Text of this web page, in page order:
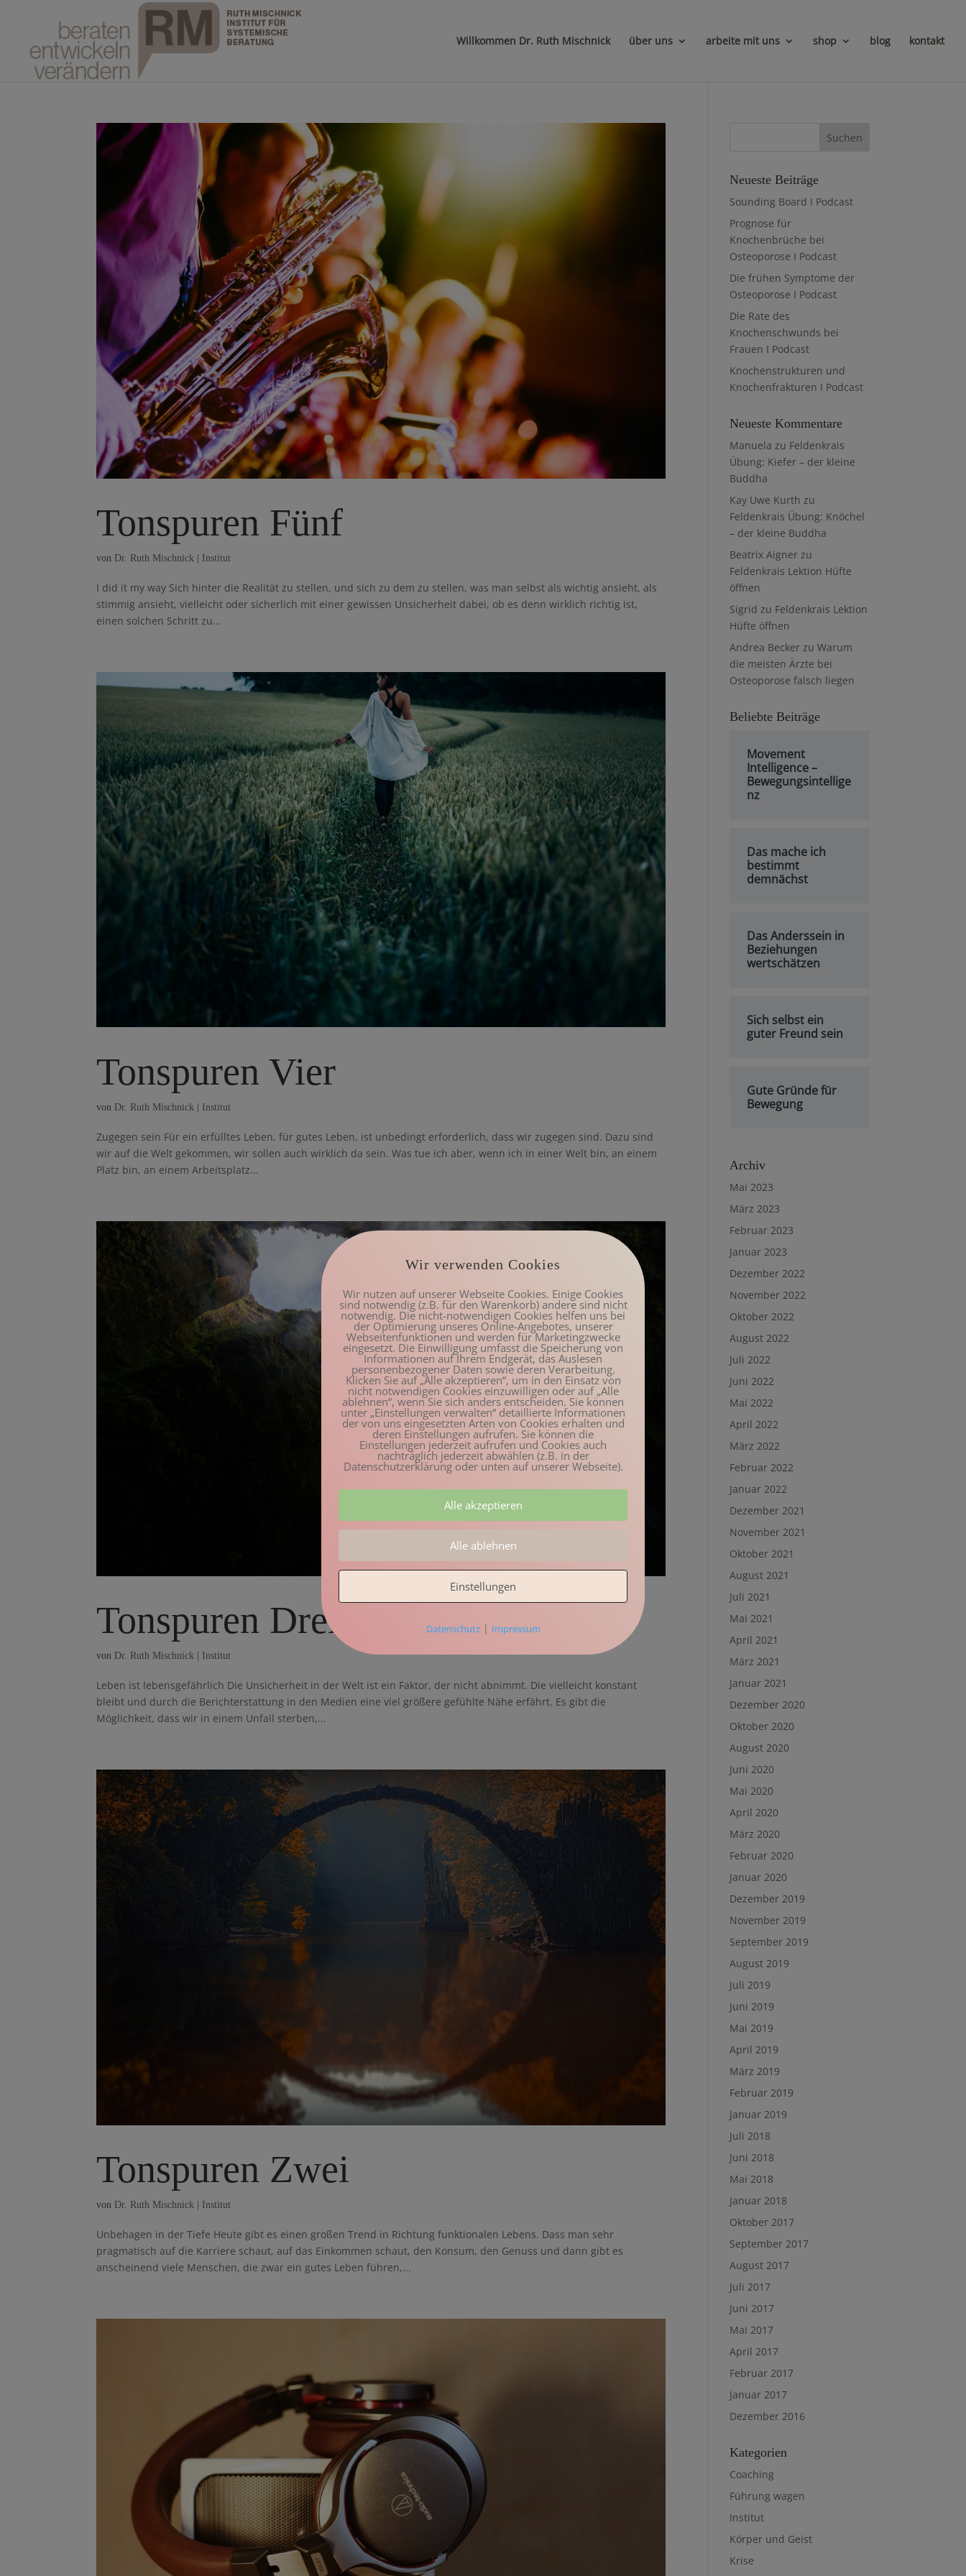
Willkommen Dr. Ruth Mischnick über uns arbeite mit uns shop blog kontakt
Tonspuren Fünf
von Dr. Ruth Mischnick Institut
I did it my way Sich hinter die Realität zu stellen, und sich zu dem zu stellen, was man selbst als wichtig ansieht, als
stimmig ansieht, vielleicht oder sicherlich mit einer gewissen Unsicherheit dabei, ob es denn wirklich richtig ist,
einen solchen Schritt zu...
Tonspuren Vier
von Dr. Ruth Mischnick | Institut
Zugegen sein Für ein erfülltes Leben, für gutes Leben, ist unbedingt erforderlich, dass wir zugegen sind. Dazu sind
wir auf die Welt gekommen, wir sollen auch wirklich da sein. Was tue ich aber, wenn ich in einer Welt bin, an einem
Platz bin, an einem Arbeitsplatz...
Tonspuren Drei
von Dr. Ruth Mischnick Institut
Leben ist lebensgefährlich Die Unsicherheit in der Welt ist ein Faktor, der nicht abnimmt. Die vielleicht konstant
bleibt und durch die Berichterstattung in den Medien eine viel größere gefühlte Nähe erfährt. Es gibt die
Möglichkeit, dass wir in einem Unfall sterben,...
Tonspuren Zwei
von Dr. Ruth Mischnick Institut
Unbehagen in der Tiefe Heute gibt es einen großen Trend in Richtung funktionalen Lebens. Dass man sehr
pragmatisch auf die Karriere schaut, auf das Einkommen schaut, den Konsum, den Genuss und dann gibt es
anscheinend viele Menschen, die zwar ein gutes Leben führen,...
Neueste Beiträge
Sounding Board I Podcast
Prognose für
Knochenbrüche bei
Osteoporose I Podcast
Die frühen Symptome der
Osteoporose I Podcast
Die Rate des
Knochenschwunds bei
Frauen I Podcast
Knochenstrukturen und
Knochenfrakturen I Podcast
Neueste Kommentare
Manuela zu Feldenkrais
Übung: Kiefer – der kleine
Buddha
Kay Uwe Kurth zu
Feldenkrais Übung: Knöchel
– der kleine Buddha
Beatrix Aigner zu
Feldenkrais Lektion Hüfte
öffnen
Sigrid zu Feldenkrais Lektion
Hüfte öffnen
Andrea Becker zuWarum
die meisten Ärzte bei
Osteoporose falsch liegen
Beliebte Beiträge
Movement
Intelligence –
Bewegungsintellige
nz
Das mache ich
bestimmt
demnächst
Das Anderssein in
Beziehungen
wertschätzen
Sich selbst ein
guter Freund sein
Gute Gründe für
Bewegung
Archiv
Mai 2023
März 2023
Februar 2023
Januar 2023
Dezember 2022
November 2022
Oktober 2022
August 2022
Juli 2022
Juni 2022
Mai 2022
April 2022
März 2022
Februar 2022
Januar 2022
Dezember 2021
November 2021
Oktober 2021
August 2021
Juli 2021
Mai 2021
April 2021
März 2021
Januar 2021
Dezember 2020
Oktober 2020
August 2020
Juni 2020
Mai 2020
April 2020
März 2020
Februar 2020
Januar 2020
Dezember 2019
November 2019
September 2019
August 2019
Juli 2019
Juni 2019
Mai 2019
April 2019
März 2019
Februar 2019
Januar 2019
Juli 2018
Juni 2018
Mai 2018
Januar 2018
Oktober 2017
September 2017
August 2017
Juli 2017
Juni 2017
Mai 2017
April 2017
Februar 2017
Januar 2017
Dezember 2016
Kategorien
Coaching
Führung wagen
Institut
Körper und Geist
Krise
Wir verwenden Cookies
Wir nutzen auf unserer Webseite Cookies. Einige Cookies
sind notwendig (z.B. für den Warenkorb) andere sind nicht
notwendig. Die nicht-notwendigen Cookies helfen uns bei
der Optimierung unseres Online-Angebotes, unserer
Webseitenfunktionen und werden für Marketingzwecke
eingesetzt. Die Einwilligung umfasst die Speicherung von
Informationen auf Ihrem Endgerät, das Auslesen
personenbezogener Daten sowie deren Verarbeitung.
Klicken Sie auf „Alle akzeptieren“, um in den Einsatz von
nicht notwendigen Cookies einzuwilligen oder auf „Alle
ablehnen“, wenn Sie sich anders entscheiden. Sie können
unter „Einstellungen verwalten“ detaillierte Informationen
der von uns eingesetzten Arten von Cookies erhalten und
deren Einstellungen aufrufen. Sie können die
Einstellungen jederzeit aufrufen und Cookies auch
nachträglich jederzeit abwählen (z.B. in der
Datenschutzerklärung oder unten auf unserer Webseite).
Alle akzeptieren
Alle ablehnen
Einstellungen
Datenschutz| Impressum